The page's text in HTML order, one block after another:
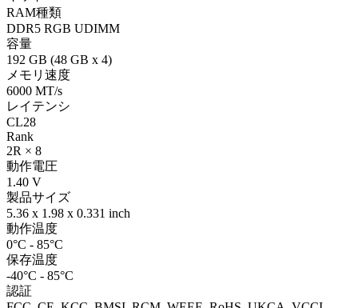
RAM種類
DDR5 RGB UDIMM
容量
192 GB (48 GB x 4)
メモリ速度
6000 MT/s
レイテンシ
CL28
Rank
2R × 8
動作電圧
1.40 V
製品サイズ
5.36 x 1.98 x 0.331 inch
動作温度
0°C - 85°C
保存温度
-40°C - 85°C
認証